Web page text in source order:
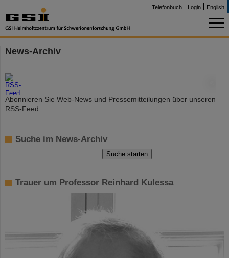
Telefonbuch Login English
News-Archiv
Abonnieren Sie Web-News und Pressemitteilungen über unseren
RSS-Feed.
Suche im News-Archiv
Trauer um Professor Reinhard Kulessa